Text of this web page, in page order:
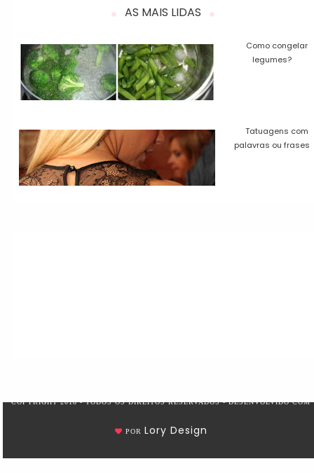
AS MAIS LIDAS
Como congelar
legumes?
Tatuagens com
palavras ou frases
COPYRIGHT 2018 - TODOS OS DIREITOS RESERVADOS - DESENVOLVIDO COM
POR Lory Design